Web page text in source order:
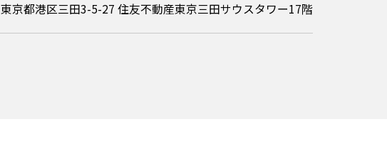
東京都港区三田3-5-27 住友不動産東京三田サウスタワー17階